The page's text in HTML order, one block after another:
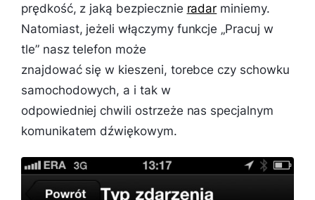
prędkość, z jaką bezpiecznie radar miniemy.
Natomiast, jeżeli włączymy funkcje „Pracuj w
tle” nasz telefon może
znajdować się w kieszeni, torebce czy schowku
samochodowych, a i tak w
odpowiedniej chwili ostrzeże nas specjalnym
komunikatem dźwiękowym.